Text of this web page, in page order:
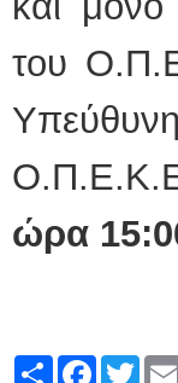
του
ώρα
ShareFacebook